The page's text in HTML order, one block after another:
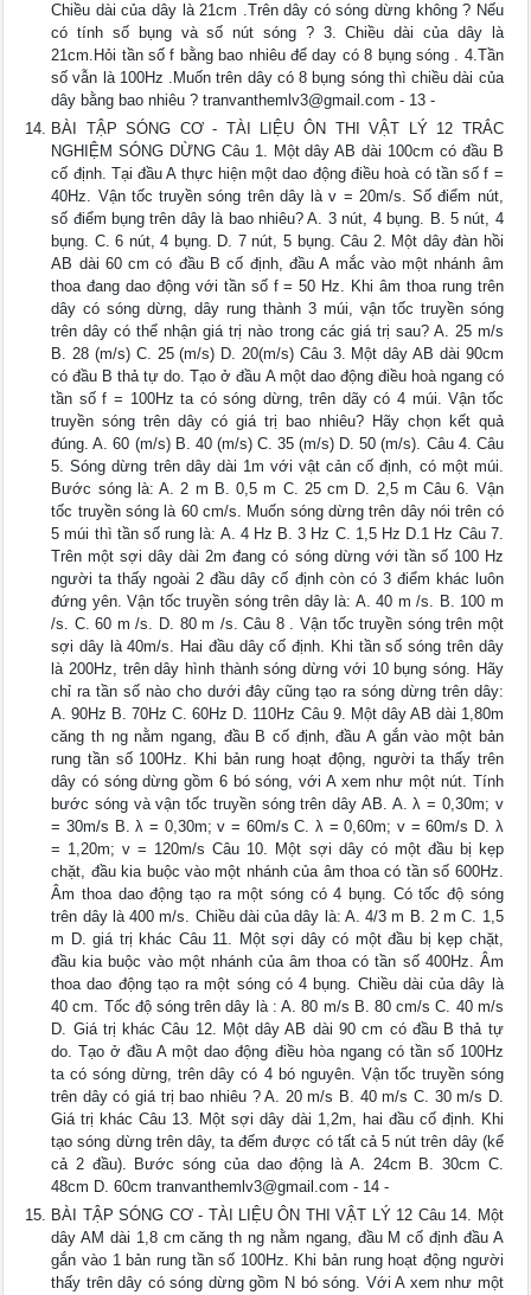
Chiều dài của dây là 21cm .Trên dây có sóng dừng không ? Nếu
có tính số bụng và số nút sóng ? 3. Chiều dài của dây là
21cm.Hỏi tần số f bằng bao nhiêu để day có 8 bụng sóng . 4.Tần
số vẫn là 100Hz .Muốn trên dây có 8 bụng sóng thì chiều dài của
dây bằng bao nhiêu ?tranvanthemlv3@gmail.com - 13 -
BÀI TẬP SÓNG CƠ - TÀI LIỆU ÔN THI VẬT LÝ 12 TRẮC
NGHIỆM SÓNG DỪNG Câu 1. Một dây AB dài 100cm có đầu B
cố định. Tại đầu A thực hiện một dao động điều hoà có tần số f =
40Hz. Vận tốc truyền sóng trên dây là v = 20m/s. Số điểm nút,
số điểm bụng trên dây là bao nhiêu? A. 3 nút, 4 bụng. B. 5 nút, 4
bụng. C. 6 nút, 4 bụng. D. 7 nút, 5 bụng. Câu 2. Một dây đàn hồi
AB dài 60 cm có đầu B cố định, đầu A mắc vào một nhánh âm
thoa đang dao động với tần số f = 50 Hz. Khi âm thoa rung trên
dây có sóng dừng, dây rung thành 3 múi, vận tốc truyền sóng
trên dây có thể nhận giá trị nào trong các giá trị sau? A. 25 m/s
B. 28 (m/s) C. 25 (m/s) D. 20(m/s) Câu 3. Một dây AB dài 90cm
có đầu B thả tự do. Tạo ở đầu A một dao động điều hoà ngang có
tần số f = 100Hz ta có sóng dừng, trên dãy có 4 múi. Vận tốc
truyền sóng trên dây có giá trị bao nhiêu? Hãy chọn kết quả
đúng. A. 60 (m/s) B. 40 (m/s) C. 35 (m/s) D. 50 (m/s). Câu 4. Câu
5. Sóng dừng trên dây dài 1m với vật cản cố định, có một múi.
Bước sóng là: A. 2 m B. 0,5 m C. 25 cm D. 2,5 m Câu 6. Vận
tốc truyền sóng là 60 cm/s. Muốn sóng dừng trên dây nói trên có
5 múi thì tần số rung là: A. 4 Hz B. 3 Hz C. 1,5 Hz D.1 Hz Câu 7.
Trên một sợi dây dài 2m đang có sóng dừng với tần số 100 Hz
người ta thấy ngoài 2 đầu dây cố định còn có 3 điểm khác luôn
đứng yên. Vận tốc truyền sóng trên dây là: A. 40 m /s. B. 100 m
/s. C. 60 m /s. D. 80 m /s. Câu 8 . Vận tốc truyền sóng trên một
sợi dây là 40m/s. Hai đầu dây cố định. Khi tần số sóng trên dây
là 200Hz, trên dây hình thành sóng dừng với 10 bụng sóng. Hãy
chỉ ra tần số nào cho dưới đây cũng tạo ra sóng dừng trên dây:
A. 90Hz B. 70Hz C. 60Hz D. 110Hz Câu 9. Một dây AB dài 1,80m
căng th ng nằm ngang, đầu B cố định, đầu A gắn vào một bản
rung tần số 100Hz. Khi bản rung hoạt động, người ta thấy trên
dây có sóng dừng gồm 6 bó sóng, với A xem như một nút. Tính
bước sóng và vận tốc truyền sóng trên dây AB. A. λ = 0,30m; v
= 30m/s B. λ = 0,30m; v = 60m/s C. λ = 0,60m; v = 60m/s D. λ
= 1,20m; v = 120m/s Câu 10. Một sợi dây có một đầu bị kẹp
chặt, đầu kia buộc vào một nhánh của âm thoa có tần số 600Hz.
Âm thoa dao động tạo ra một sóng có 4 bụng. Có tốc độ sóng
trên dây là 400 m/s. Chiều dài của dây là: A. 4/3 m B. 2 m C. 1,5
m D. giá trị khác Câu 11. Một sợi dây có một đầu bị kẹp chặt,
đầu kia buộc vào một nhánh của âm thoa có tần số 400Hz. Âm
thoa dao động tạo ra một sóng có 4 bụng. Chiều dài của dây là
40 cm. Tốc độ sóng trên dây là : A. 80 m/s B. 80 cm/s C. 40 m/s
D. Giá trị khác Câu 12. Một dây AB dài 90 cm có đầu B thả tự
do. Tạo ở đầu A một dao động điều hòa ngang có tần số 100Hz
ta có sóng dừng, trên dây có 4 bó nguyên. Vận tốc truyền sóng
trên dây có giá trị bao nhiêu ? A. 20 m/s B. 40 m/s C. 30 m/s D.
Giá trị khác Câu 13. Một sợi dây dài 1,2m, hai đầu cố định. Khi
tạo sóng dừng trên dây, ta đếm được có tất cả 5 nút trên dây (kể
cả 2 đầu). Bước sóng của dao động là A. 24cm B. 30cm C.
48cm D. 60cmtranvanthemlv3@gmail.com - 14 -
BÀI TẬP SÓNG CƠ - TÀI LIỆU ÔN THI VẬT LÝ 12 Câu 14. Một
dây AM dài 1,8 cm căng th ng nằm ngang, đầu M cố định đầu A
gắn vào 1 bản rung tần số 100Hz. Khi bản rung hoạt động người
thấy trên dây có sóng dừng gồm N bó sóng. Với A xem như một